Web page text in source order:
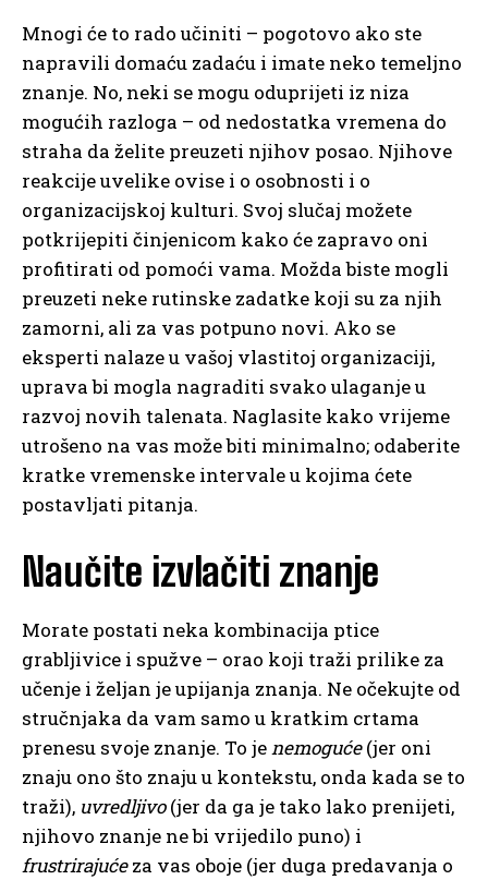
Mnogi će to rado učiniti – pogotovo ako ste
napravili domaću zadaću i imate neko temeljno
znanje. No, neki se mogu oduprijeti iz niza
mogućih razloga – od nedostatka vremena do
straha da želite preuzeti njihov posao. Njihove
reakcije uvelike ovise i o osobnosti i o
organizacijskoj kulturi. Svoj slučaj možete
potkrijepiti činjenicom kako će zapravo oni
profitirati od pomoći vama. Možda biste mogli
preuzeti neke rutinske zadatke koji su za njih
zamorni, ali za vas potpuno novi. Ako se
eksperti nalaze u vašoj vlastitoj organizaciji,
uprava bi mogla nagraditi svako ulaganje u
razvoj novih talenata. Naglasite kako vrijeme
utrošeno na vas može biti minimalno; odaberite
kratke vremenske intervale u kojima ćete
postavljati pitanja.
Naučite izvlačiti znanje
Morate postati neka kombinacija ptice
grabljivice i spužve – orao koji traži prilike za
učenje i željan je upijanja znanja. Ne očekujte od
stručnjaka da vam samo u kratkim crtama
prenesu svoje znanje. To jenemoguće(jer oni
znaju ono što znaju u kontekstu, onda kada se to
traži), uvredljivo(jer da ga je tako lako prenijeti,
njihovo znanje ne bi vrijedilo puno) i
frustrirajućeza vas oboje (jer duga predavanja o